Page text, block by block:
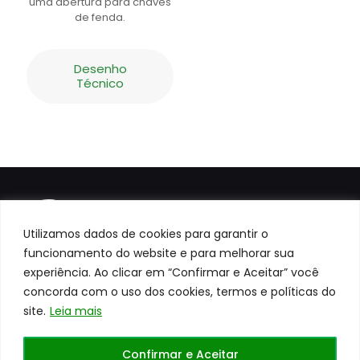
Utilizamos dados de cookies para garantir o
funcionamento do website e para melhorar sua
experiência. Ao clicar em “Confirmar e Aceitar” você
concorda com o uso dos cookies, termos e políticas do
site. Leia mais
Confirmar e Aceitar
de fenda.
Desenho
Técnico
Todos os direitos reservados aCenterrol©